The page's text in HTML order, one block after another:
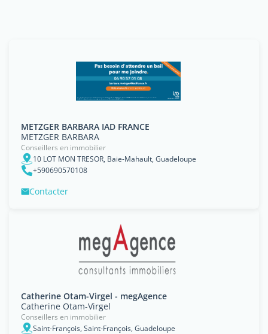
METZGER BARBARA IAD FRANCE
METZGER BARBARA
Conseillers en immobilier
10 LOT MON TRESOR, Baie-Mahault, Guadeloupe
+590690570108
Contacter
Catherine Otam-Virgel - megAgence
Catherine Otam-Virgel
Conseillers en immobilier
Saint-François, Saint-François, Guadeloupe